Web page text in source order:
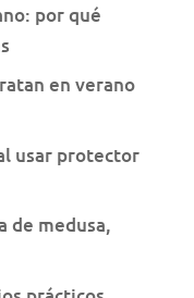
por qué
en verano
usar protector
de medusa,